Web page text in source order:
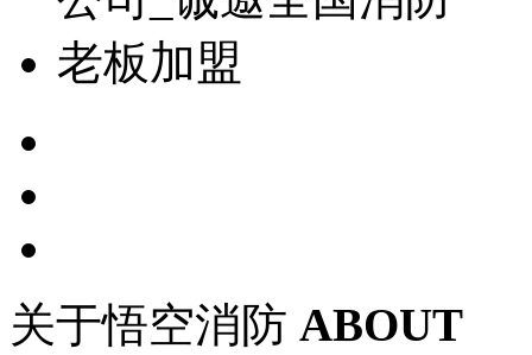
关于悟空消防 ABOUT